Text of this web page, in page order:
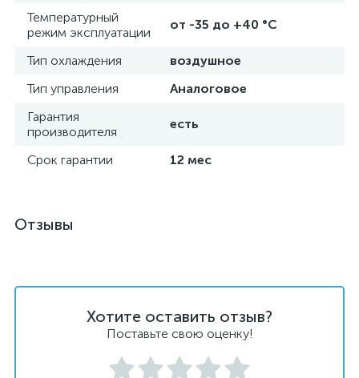
Температурный
режим эксплуатации
от -35 до +40 °C
Тип охлаждения
воздушное
Тип управления
Аналоговое
Гарантия
производителя
есть
Срок гарантии 12 мес
Отзывы
Хотите оставить отзыв?
Поставьте свою оценку!